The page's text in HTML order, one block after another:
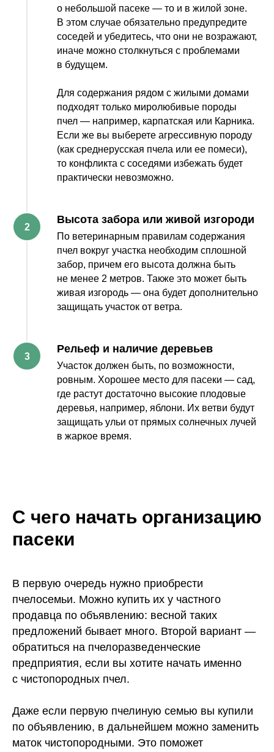
о небольшой пасеке — то и в жилой зоне.
В этом случае обязательно предупредите
соседей и убедитесь, что они не возражают,
иначе можно столкнуться с проблемами
в будущем.
Для содержания рядом с жилыми домами
подходят только миролюбивые породы
пчел — например, карпатская или Карника.
Если же вы выберете агрессивную породу
(как среднерусская пчела или ее помеси),
то конфликта с соседями избежать будет
практически невозможно.
Высота забора или живой изгороди
По ветеринарным правилам содержания
пчел вокруг участка необходим сплошной
забор, причем его высота должна быть
не менее 2 метров. Также это может быть
живая изгородь — она будет дополнительно
защищать участок от ветра.
Рельеф и наличие деревьев
Участок должен быть, по возможности,
ровным. Хорошее место для пасеки — сад,
где растут достаточно высокие плодовые
деревья, например, яблони. Их ветви будут
защищать ульи от прямых солнечных лучей
в жаркое время.
С чего начать организацию
пасеки
В первую очередь нужно приобрести
пчелосемьи. Можно купить их у частного
продавца по объявлению: весной таких
предложений бывает много. Второй вариант —
обратиться на пчелоразведенческие
предприятия, если вы хотите начать именно
с чистопородных пчел.
Даже если первую пчелиную семью вы купили
по объявлению, в дальнейшем можно заменить
маток чистопородными. Это поможет